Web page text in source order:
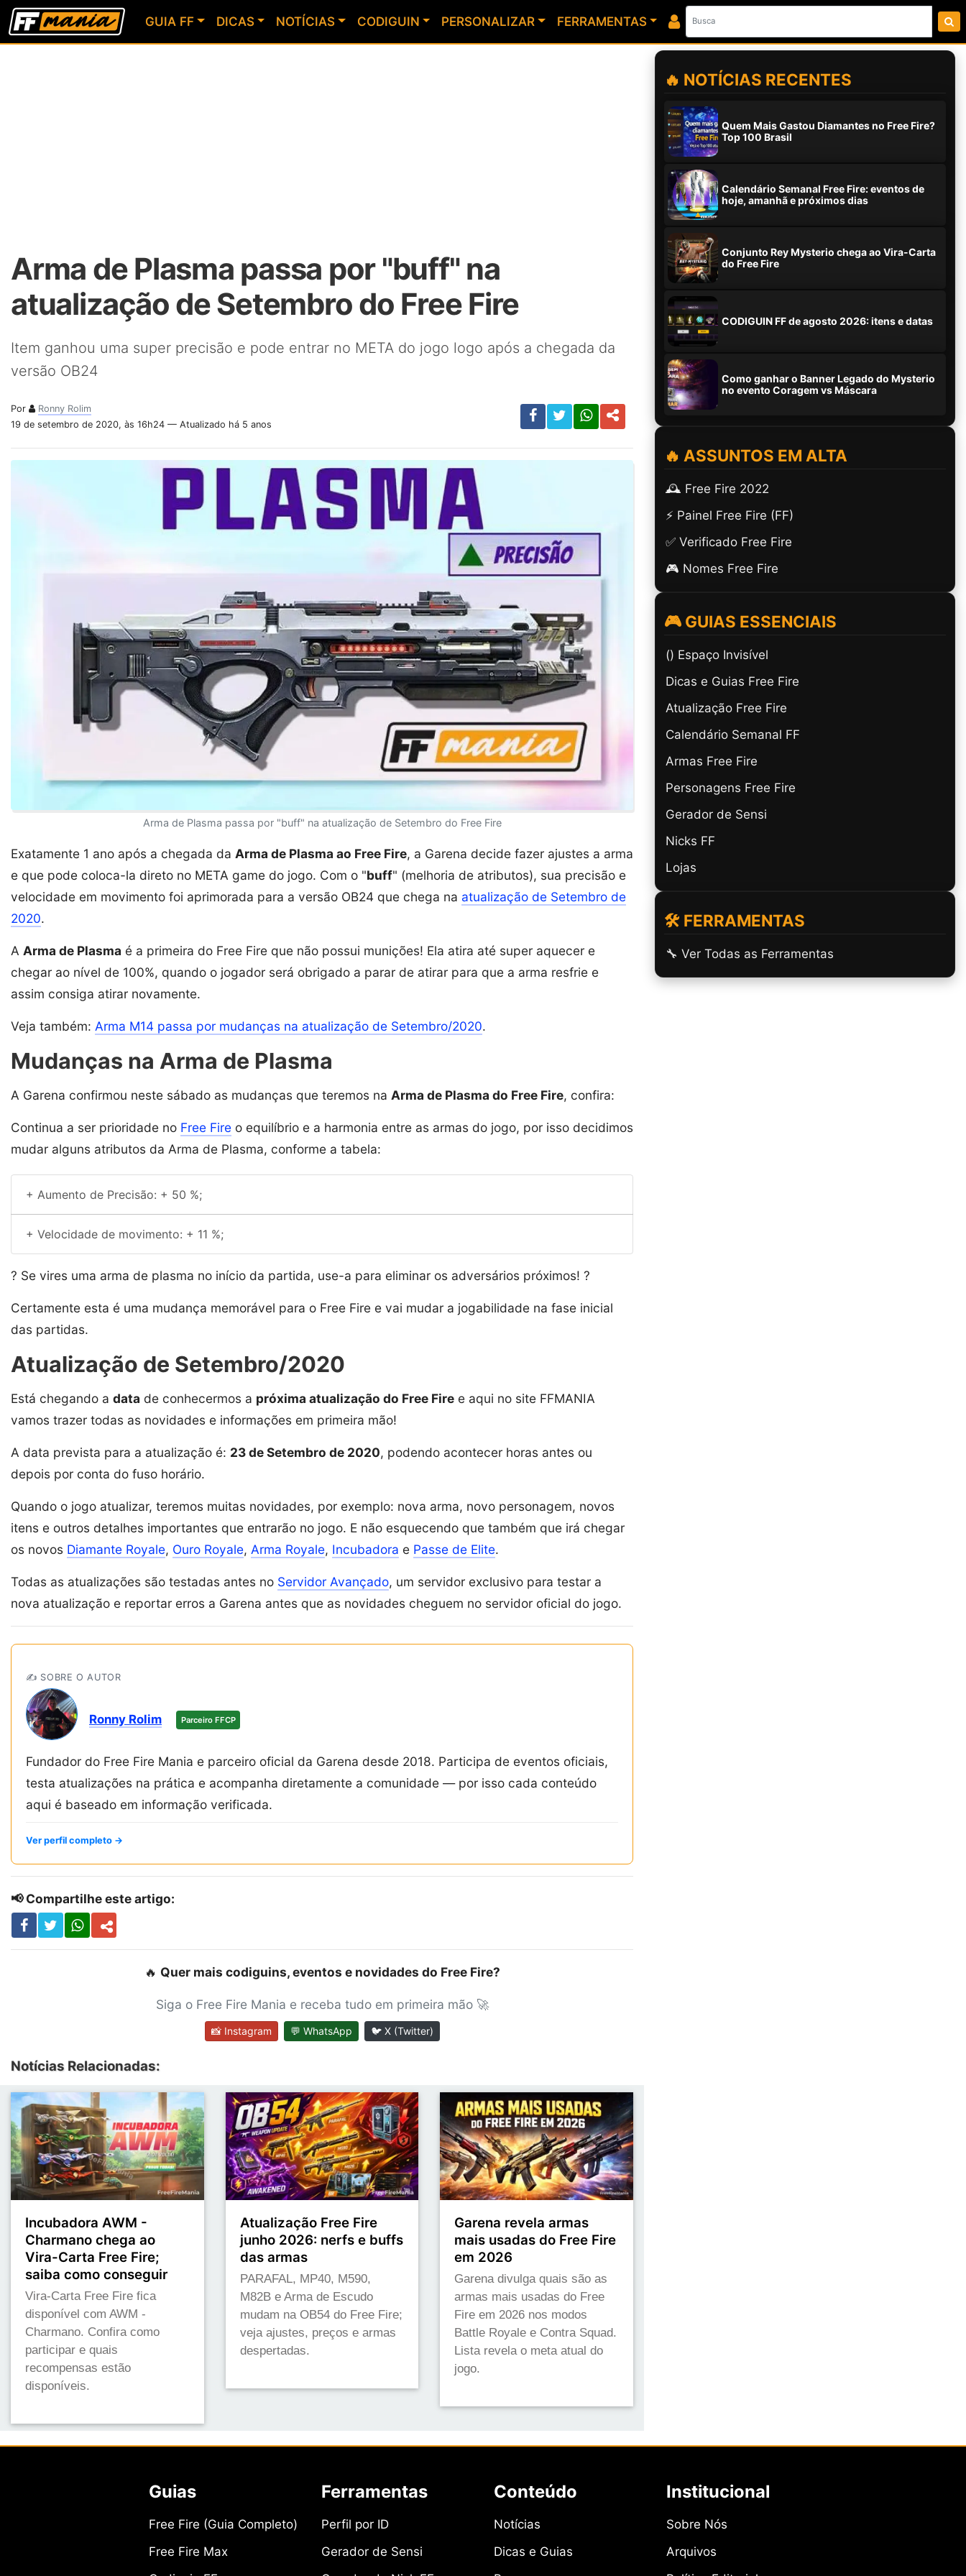
GUIA FF DICAS NOTÍCIAS CODIGUIN PERSONALIZAR FERRAMENTAS
Arma de Plasma passa por "buff" na
atualização de Setembro do Free Fire
Item ganhou uma super precisão e pode entrar no META do jogo logo após a chegada da
versão OB24
Por
Ronny Rolim
19 de setembro de 2020, às 16h24 — Atualizado há 5 anos
Arma de Plasma passa por "buff" na atualização de Setembro do Free Fire
Exatamente 1 ano após a chegada da Arma de Plasma ao Free Fire, a Garena decide fazer ajustes a arma
e que pode coloca-la direto no META game do jogo. Com o "buff" (melhoria de atributos), sua precisão e
velocidade em movimento foi aprimorada para a versão OB24 que chega na atualização de Setembro de
2020.
A Arma de Plasma é a primeira do Free Fire que não possui munições! Ela atira até super aquecer e
chegar ao nível de 100%, quando o jogador será obrigado a parar de atirar para que a arma resfrie e
assim consiga atirar novamente.
Veja também: Arma M14 passa por mudanças na atualização de Setembro/2020.
Mudanças na Arma de Plasma
A Garena confirmou neste sábado as mudanças que teremos na Arma de Plasma do Free Fire, confira:
Continua a ser prioridade no Free Fire o equilíbrio e a harmonia entre as armas do jogo, por isso decidimos
mudar alguns atributos da Arma de Plasma, conforme a tabela:
+ Aumento de Precisão: + 50 %;
+ Velocidade de movimento: + 11 %;
? Se vires uma arma de plasma no início da partida, use-a para eliminar os adversários próximos! ?
Certamente esta é uma mudança memorável para o Free Fire e vai mudar a jogabilidade na fase inicial
das partidas.
Atualização de Setembro/2020
Está chegando a data de conhecermos a próxima atualização do Free Fire e aqui no site FFMANIA
vamos trazer todas as novidades e informações em primeira mão!
A data prevista para a atualização é: 23 de Setembro de 2020, podendo acontecer horas antes ou
depois por conta do fuso horário.
Quando o jogo atualizar, teremos muitas novidades, por exemplo: nova arma, novo personagem, novos
itens e outros detalhes importantes que entrarão no jogo. E não esquecendo que também que irá chegar
os novos Diamante Royale, Ouro Royale, Arma Royale, Incubadora e Passe de Elite.
Todas as atualizações são testadas antes no Servidor Avançado, um servidor exclusivo para testar a
nova atualização e reportar erros a Garena antes que as novidades cheguem no servidor oficial do jogo.
✍️ SOBRE O AUTOR
Ronny Rolim Parceiro FFCP
Fundador do Free Fire Mania e parceiro oficial da Garena desde 2018. Participa de eventos oficiais,
testa atualizações na prática e acompanha diretamente a comunidade — por isso cada conteúdo
aqui é baseado em informação verificada.
Ver perfil completo →
📢 Compartilhe este artigo:
🔥 Quer mais codiguins, eventos e novidades do Free Fire?
Siga o Free Fire Mania e receba tudo em primeira mão 🚀
📸 Instagram 💬 WhatsApp 🐦 X (Twitter)
Notícias Relacionadas:
Incubadora AWM -
Charmano chega ao
Vira-Carta Free Fire;
saiba como conseguir
Vira-Carta Free Fire fica
disponível com AWM -
Charmano. Confira como
participar e quais
recompensas estão
disponíveis.
Atualização Free Fire
junho 2026: nerfs e buffs
das armas
PARAFAL, MP40, M590,
M82B e Arma de Escudo
mudam na OB54 do Free Fire;
veja ajustes, preços e armas
despertadas.
Garena revela armas
mais usadas do Free Fire
em 2026
Garena divulga quais são as
armas mais usadas do Free
Fire em 2026 nos modos
Battle Royale e Contra Squad.
Lista revela o meta atual do
jogo.
🔥 NOTÍCIAS RECENTES
Quem Mais Gastou Diamantes no Free Fire?
Top 100 Brasil
Calendário Semanal Free Fire: eventos de
hoje, amanhã e próximos dias
Conjunto Rey Mysterio chega ao Vira-Carta
do Free Fire
CODIGUIN FF de agosto 2026: itens e datas
Como ganhar o Banner Legado do Mysterio
no evento Coragem vs Máscara
🔥 ASSUNTOS EM ALTA
🕰️ Free Fire 2022
⚡ Painel Free Fire (FF)
✅ Verificado Free Fire
🎮 Nomes Free Fire
🎮 GUIAS ESSENCIAIS
(ㅤ) Espaço Invisível
Dicas e Guias Free Fire
Atualização Free Fire
Calendário Semanal FF
Armas Free Fire
Personagens Free Fire
Gerador de Sensi
Nicks FF
Lojas
🛠️ FERRAMENTAS
🔧 Ver Todas as Ferramentas
Guias
Free Fire (Guia Completo)
Free Fire Max
Ferramentas
Perfil por ID
Gerador de Sensi
Conteúdo
Notícias
Dicas e Guias
Institucional
Sobre Nós
Arquivos